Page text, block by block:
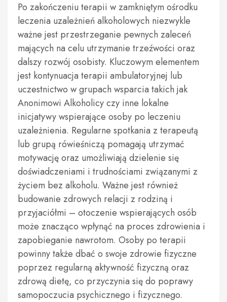
Po zakończeniu terapii w zamkniętym ośrodku
leczenia uzależnień alkoholowych niezwykle
ważne jest przestrzeganie pewnych zaleceń
mających na celu utrzymanie trzeźwości oraz
dalszy rozwój osobisty. Kluczowym elementem
jest kontynuacja terapii ambulatoryjnej lub
uczestnictwo w grupach wsparcia takich jak
Anonimowi Alkoholicy czy inne lokalne
inicjatywy wspierające osoby po leczeniu
uzależnienia. Regularne spotkania z terapeutą
lub grupą rówieśniczą pomagają utrzymać
motywację oraz umożliwiają dzielenie się
doświadczeniami i trudnościami związanymi z
życiem bez alkoholu. Ważne jest również
budowanie zdrowych relacji z rodziną i
przyjaciółmi – otoczenie wspierających osób
może znacząco wpłynąć na proces zdrowienia i
zapobieganie nawrotom. Osoby po terapii
powinny także dbać o swoje zdrowie fizyczne
poprzez regularną aktywność fizyczną oraz
zdrową dietę, co przyczynia się do poprawy
samopoczucia psychicznego i fizycznego.